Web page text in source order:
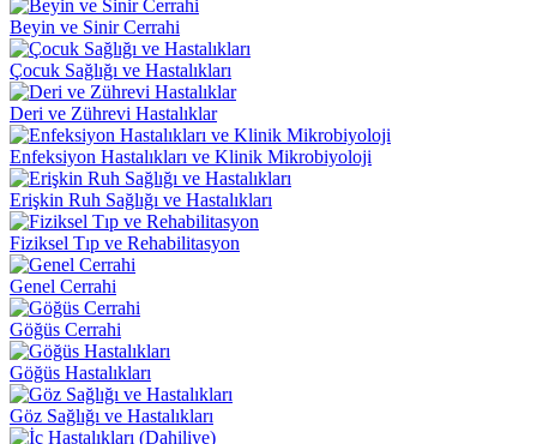
Beyin ve Sinir Cerrahi
Çocuk Sağlığı ve Hastalıkları
Deri ve Zührevi Hastalıklar
Enfeksiyon Hastalıkları ve Klinik Mikrobiyoloji
Erişkin Ruh Sağlığı ve Hastalıkları
Fiziksel Tıp ve Rehabilitasyon
Genel Cerrahi
Göğüs Cerrahi
Göğüs Hastalıkları
Göz Sağlığı ve Hastalıkları